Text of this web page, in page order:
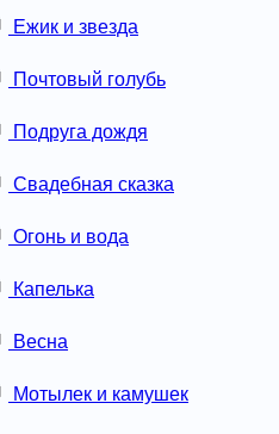
Ежик и звезда
Почтовый голубь
Подруга дождя
Свадебная сказка
Огонь и вода
Капелька
Весна
Мотылек и камушек